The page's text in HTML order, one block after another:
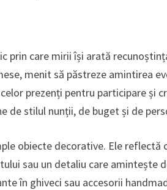
prin care mirii își arată
menit să păstreze amintirea
prezenți pentru participare și
de stilul nunții, de buget și de
obiecte decorative. Ele
sau un detaliu care amintește
în ghiveci sau accesorii